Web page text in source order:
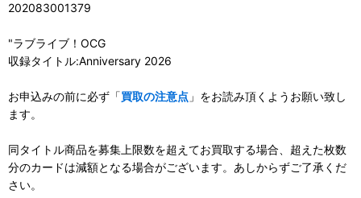
202083001379
"ラブライブ！OCG
収録タイトル:Anniversary 2026
お申込みの前に必ず「買取の注意点 」をお読み頂くようお願い致し
ます。
同タイトル商品を募集上限数を超えてお買取する場合、超えた枚数
分のカードは減額となる場合がございます。あしからずご了承くだ
さい。